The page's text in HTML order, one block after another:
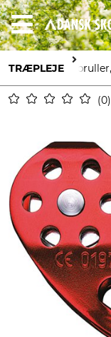
TRÆPLEJE
0